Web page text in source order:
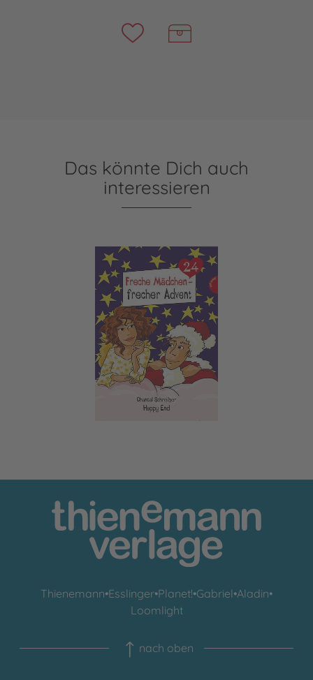
Das könnte Dich auch
interessieren
Freche Mädchen - frecher Advent
Thienemann•Esslinger•Planet!•Gabriel•Aladin•
Loomlight
nach oben